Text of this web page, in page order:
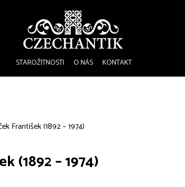
STAROŽITNOSTI O NÁS KONTAKT
František (1892 – 1974)
(1892 – 1974)